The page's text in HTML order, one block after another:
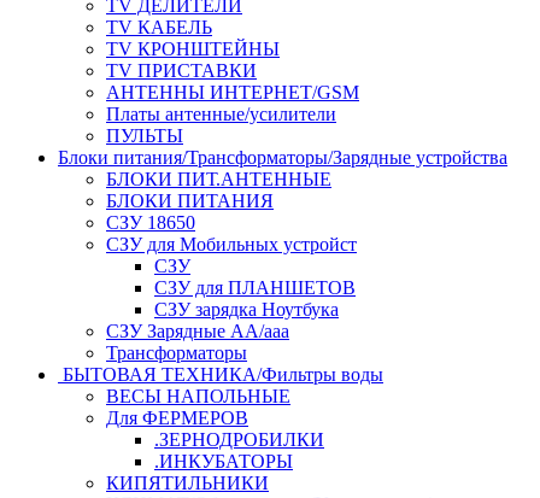
TV ДЕЛИТЕЛИ
TV КАБЕЛЬ
TV КРОНШТЕЙНЫ
TV ПРИСТАВКИ
АНТЕННЫ ИНТЕРНЕТ/GSM
Платы антенные/усилители
ПУЛЬТЫ
Блоки питания/Трансформаторы/Зарядные устройства
БЛОКИ ПИТ.АНТЕННЫЕ
БЛОКИ ПИТАНИЯ
СЗУ 18650
СЗУ для Мобильных устройст
СЗУ
СЗУ для ПЛАНШЕТОВ
СЗУ зарядка Ноутбука
СЗУ Зарядные АА/ааа
Трансформаторы
БЫТОВАЯ ТЕХНИКА/Фильтры воды
ВЕСЫ НАПОЛЬНЫЕ
Для ФЕРМЕРОВ
.ЗЕРНОДРОБИЛКИ
.ИНКУБАТОРЫ
КИПЯТИЛЬНИКИ